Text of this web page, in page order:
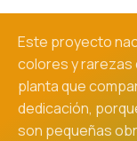
Este proyecto
colores y rarezas
planta que
dedicación,
son pequeñas